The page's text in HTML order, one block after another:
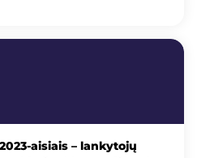
aisiais – lankytojų